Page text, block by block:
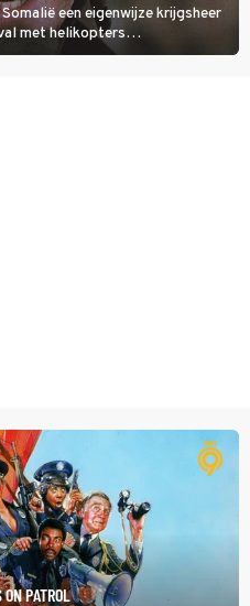
een eigenwijze krijgsheer
met helikopters
PATROL